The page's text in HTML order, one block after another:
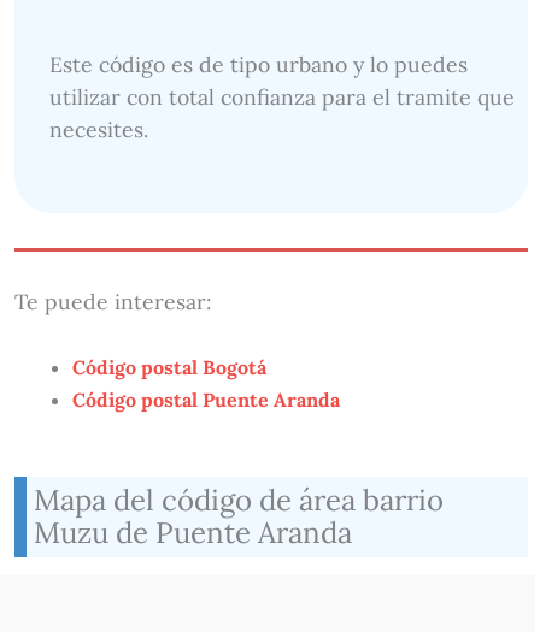
Este código es de tipo urbano y lo puedes
utilizar con total confianza para el tramite que
necesites.
Te puede interesar:
Código postal Bogotá
Código postal Puente Aranda
Mapa del código de área barrio
Muzu de Puente Aranda